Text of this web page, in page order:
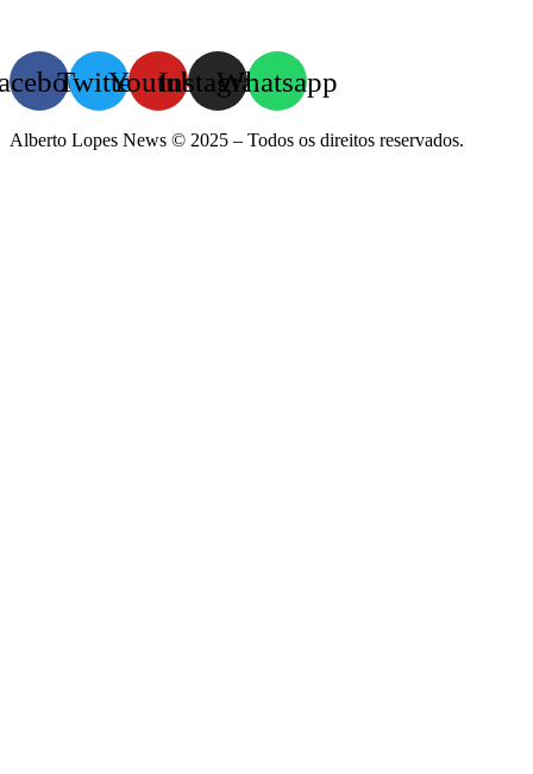
TwitterYoutubeInstagramWhatsapp
Alberto Lopes News © 2025 – Todos os direitos reservados.